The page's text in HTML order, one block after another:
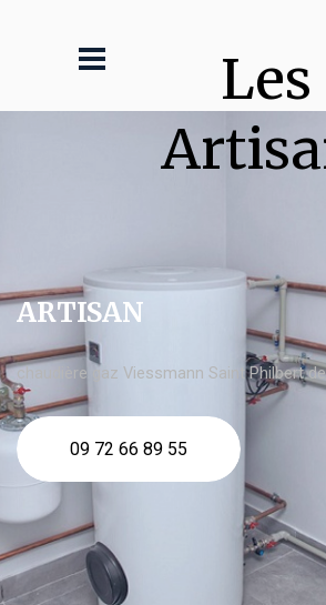
Les
ARTISAN
chaudière gaz Viessmann Saint Philbert
09 72 66 89 55